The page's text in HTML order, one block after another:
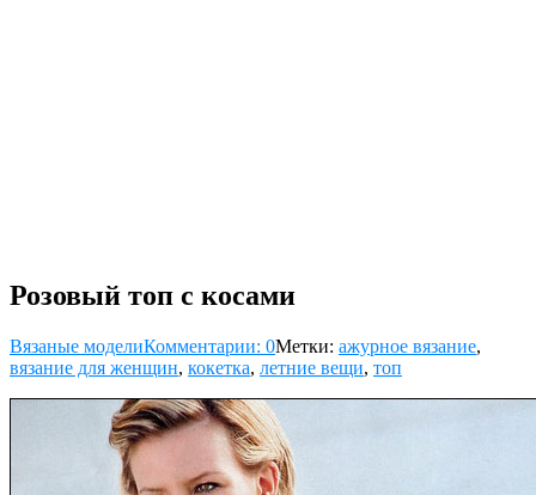
Розовый топ с косами
Вязаные моделиКомментарии: 0Метки: ажурное вязание,
вязание для женщин, кокетка, летние вещи, топ